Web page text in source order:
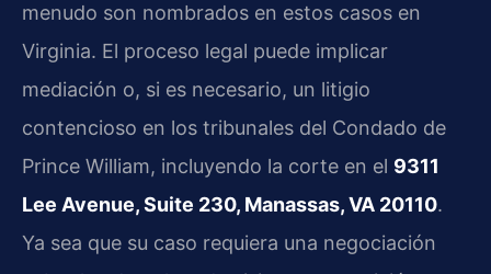
menudo son nombrados en estos casos en
Virginia. El proceso legal puede implicar
mediación o, si es necesario, un litigio
contencioso en los tribunales del Condado de
Prince William, incluyendo la corte en el 9311
Lee Avenue, Suite 230, Manassas, VA 20110.
Ya sea que su caso requiera una negociación